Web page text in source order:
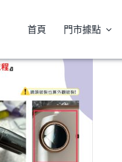
首頁 門市據點